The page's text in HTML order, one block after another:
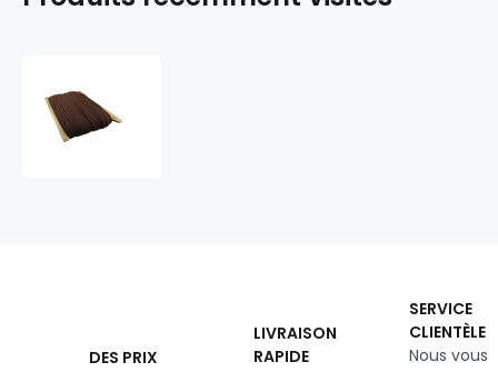
DES PRIX
LIVRAISON
RAPIDE
SERVICE
CLIENTÈLE
Nous vous